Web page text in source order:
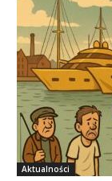
Aktualności